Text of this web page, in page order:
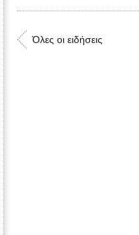
Όλες οι ειδήσεις